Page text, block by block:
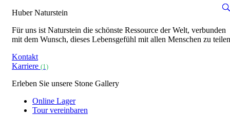
Huber Naturstein
Für uns ist Naturstein die schönste Ressource der Welt, verbunden
mit dem Wunsch, dieses Lebensgefühl mit allen Menschen zu
Kontakt
Karriere (1)
Erleben Sie unsere Stone Gallery
Online Lager
Tour vereinbaren